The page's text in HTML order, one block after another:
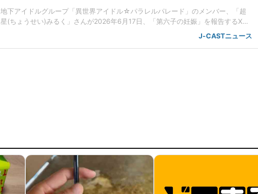
地下アイドルグループ「異世界アイドル☆パラレルパレード」のメンバー、「超
星(ちょうせい)みるく」さんが2026年6月17日、「第六子の妊娠」を報告するXを
投稿し、波紋を広げている。「妊娠6ヶ月に入り体調も落ち着いたのでご報告させ
J-CASTニュース